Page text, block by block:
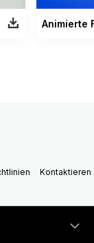
Kontaktieren